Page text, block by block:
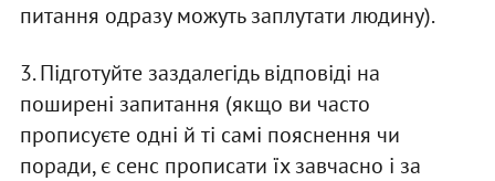
питання одразу можуть заплутати людину).
3. Підготуйте заздалегідь відповіді на
поширені запитання (якщо ви часто
прописуєте одні й ті самі пояснення чи
поради, є сенс прописати їх завчасно і за